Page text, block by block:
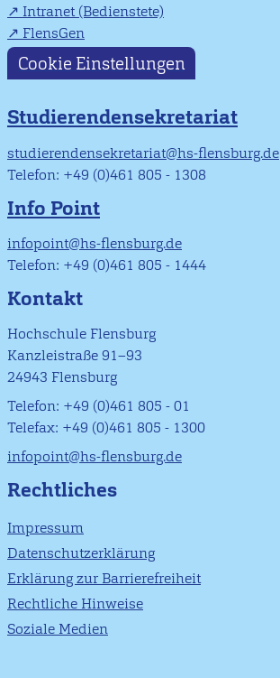
Intranet (Bedienstete)
FlensGen
Cookie Einstellungen
Studierendensekretariat
studierendensekretariat@hs-flensburg.de
Telefon: +49 (0)461 805 - 1308
Info Point
infopoint@hs-flensburg.de
Telefon: +49 (0)461 805 - 1444
Kontakt
Hochschule Flensburg
Kanzleistraße 91–93
24943 Flensburg
Telefon: +49 (0)461 805 - 01
Telefax: +49 (0)461 805 - 1300
infopoint@hs-flensburg.de
Rechtliches
Impressum
Datenschutzerklärung
Erklärung zur Barrierefreiheit
Rechtliche Hinweise
Soziale Medien